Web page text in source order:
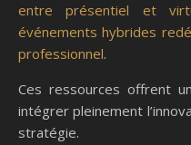
entre présentiel et
événements hybrides
professionnel.
Ces ressources offrent
intégrer pleinement
stratégie.